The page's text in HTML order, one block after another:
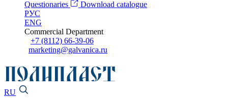
Questionaries
Download catalogue
РУС
ENG
Commercial Department
+7 (8112) 66-39-06
marketing@galvanica.ru
RU